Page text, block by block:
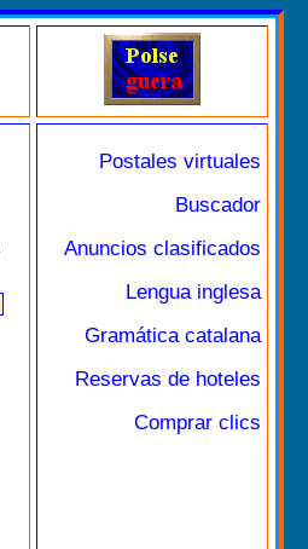
Postales virtuales
Buscador
Anuncios clasificados
Lengua inglesa
Gramática catalana
Reservas de hoteles
Comprar clics